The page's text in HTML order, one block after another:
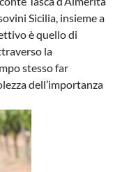
Sicilia, insieme a
è quello di
la
stesso far
dell’importanza